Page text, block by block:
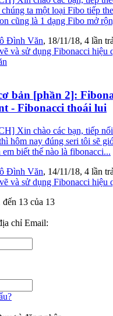
ta một loại Fibo tiếp
cũng là 1 dạng Fibo mở
Đình Văn, 18/11/18, 4 lần
và sử dụng Fibonacci hiệu
bản [phần 2]:
- Fibonacci thoái lui
Xin chào các bạn, tiếp
hôm nay đúng seri tôi sẽ
em biết thế nào là fibonacci...
Đình Văn, 14/11/18, 4 lần
và sử dụng Fibonacci hiệu
13 của 13
chỉ Email: